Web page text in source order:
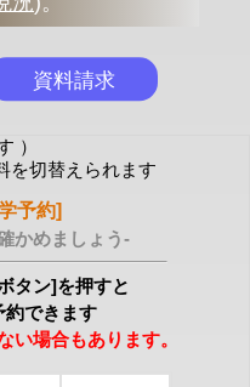
）
を切替えられます
予約]
かめましょう-
タン]を押すと
約できます
い場合もあります。